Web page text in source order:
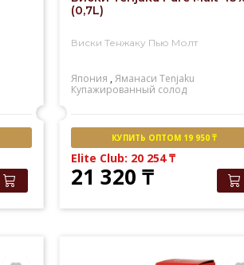
(0,7L)
Виски Тенжаку Пью Молт
Япония ,Яманаси Tenjaku
Купажированный солод
КУПИТЬ ОПТОМ 19 950 ₸
Elite Club: 20 254₸
21 320₸